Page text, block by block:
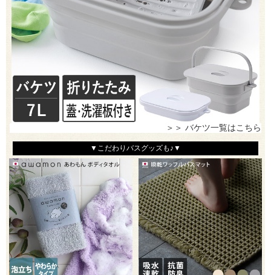
＞＞ バケツ一覧はこちら
▼こだわりバスグッズも♪▼